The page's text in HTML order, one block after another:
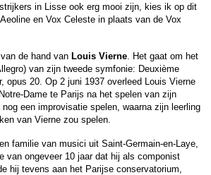
in Lisse ook erg mooi zijn, kies ik op dit
en Vox Celeste in plaats van de Vox
de hand van Louis Vierne . Het gaat om het
van zijn tweede symfonie: Deuxième
opus 20. Op 2 juni 1937 overleed Louis Vierne
Dame te Parijs na het spelen van zijn
een improvisatie spelen, waarna zijn leerling
van Vierne zou spelen.
familie van musici uit Saint-Germain-en-Laye,
van ongeveer 10 jaar dat hij als componist
hij tevens aan het Parijse conservatorium,